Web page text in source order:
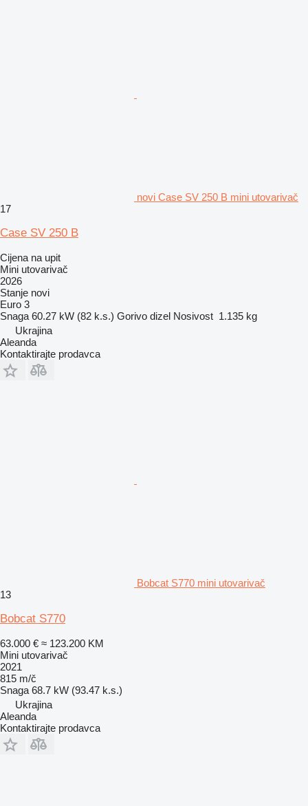
novi Case SV 250 B mini utovarivač
17
Case SV 250 B
Cijena na upit
Mini utovarivač
2026
Stanje novi
Euro 3
Snaga 60.27 kW (82 k.s.) Gorivo dizel Nosivost 1.135 kg
Ukrajina
Aleanda
Kontaktirajte prodavca
Bobcat S770 mini utovarivač
13
Bobcat S770
63.000 € ≈ 123.200 KM
Mini utovarivač
2021
815 m/č
Snaga 68.7 kW (93.47 k.s.)
Ukrajina
Aleanda
Kontaktirajte prodavca